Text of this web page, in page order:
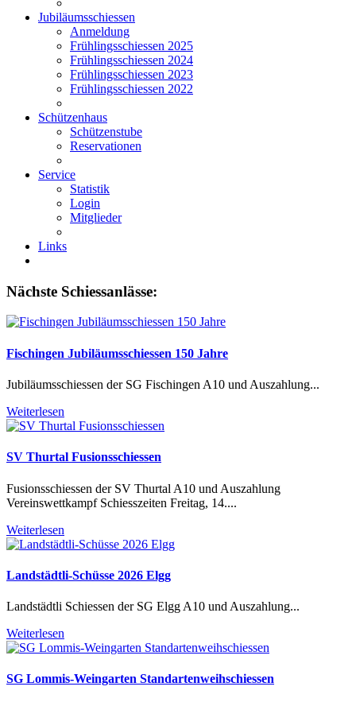
Jubiläumsschiessen
Anmeldung
Frühlingsschiessen 2025
Frühlingsschiessen 2024
Frühlingsschiessen 2023
Frühlingsschiessen 2022
Schützenhaus
Schützenstube
Reservationen
Service
Statistik
Login
Mitglieder
Links
Nächste Schiessanlässe:
Fischingen Jubiläumsschiessen 150 Jahre
Jubiläumsschiessen der SG Fischingen A10 und Auszahlung...
Weiterlesen
SV Thurtal Fusionsschiessen
Fusionsschiessen der SV Thurtal A10 und Auszahlung
Vereinswettkampf Schiesszeiten Freitag, 14....
Weiterlesen
Landstädtli-Schüsse 2026 Elgg
Landstädtli Schiessen der SG Elgg A10 und Auszahlung...
Weiterlesen
SG Lommis-Weingarten Standartenweihschiessen